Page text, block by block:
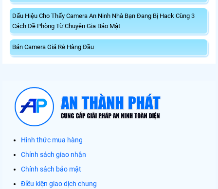
Dấu Hiệu Cho Thấy Camera An Ninh Nhà Bạn Đang Bị Hack Cùng 3
Cách Đề Phòng Từ Chuyên Gia Bảo Mật
Bán Camera Giá Rẻ Hàng Đầu
Hình thức mua hàng
Chính sách giao nhận
Chính sách bảo mật
Điều kiện giao dịch chung